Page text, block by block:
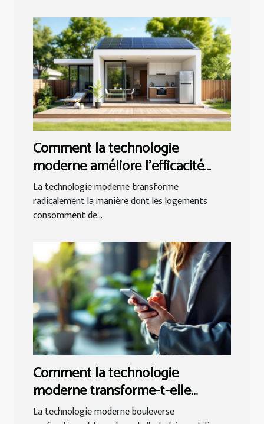
Comment la technologie
moderne améliore l'efficacité
énergétique des logements ?
La technologie moderne transforme
radicalement la manière dont les logements
consomment de...
Comment la technologie
moderne transforme-t-elle
l'achat immobilier ?
La technologie moderne bouleverse